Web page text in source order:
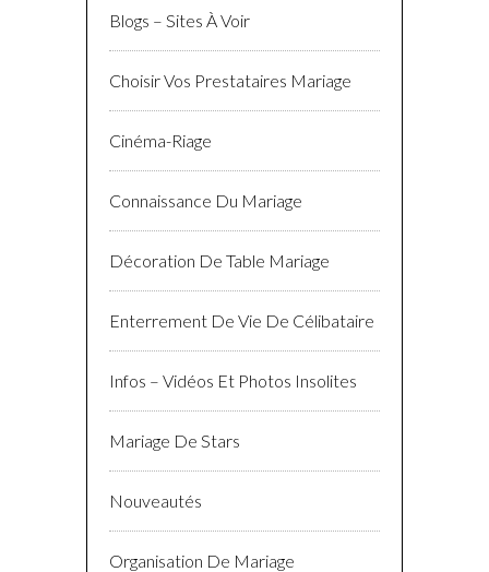
Blogs – Sites À Voir
Choisir Vos Prestataires Mariage
Cinéma-Riage
Connaissance Du Mariage
Décoration De Table Mariage
Enterrement De Vie De Célibataire
Infos – Vidéos Et Photos Insolites
Mariage De Stars
Nouveautés
Organisation De Mariage